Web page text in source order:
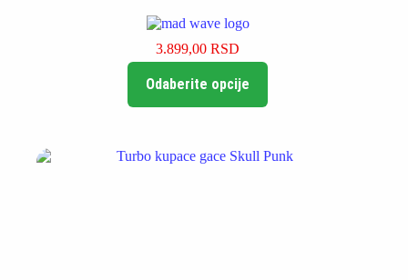
3.899,00RSD
Odaberite opcije
proizvod
Opcije
mogu